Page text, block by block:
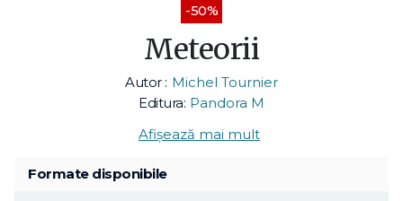
-50%
Meteorii
Autor : Michel Tournier
Editura: Pandora M
Afișează mai mult
Formate disponibile